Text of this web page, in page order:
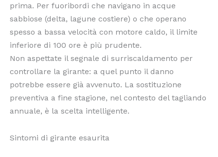
prima. Per fuoribordi che navigano in acque
sabbiose (delta, lagune costiere) o che operano
spesso a bassa velocità con motore caldo, il limite
inferiore di 100 ore è più prudente.
Non aspettate il segnale di surriscaldamento per
controllare la girante: a quel punto il danno
potrebbe essere già avvenuto. La sostituzione
preventiva a fine stagione, nel contesto del tagliando
annuale, è la scelta intelligente.
Sintomi di girante esaurita